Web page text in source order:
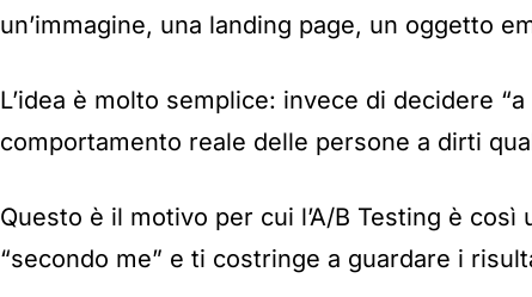
un’immagine, una landing page, un oggetto
L’idea è molto semplice: invece di decidere
comportamento reale delle persone a dirti
Questo è il motivo per cui l’A/B Testing è così
“secondo me” e ti costringe a guardare i